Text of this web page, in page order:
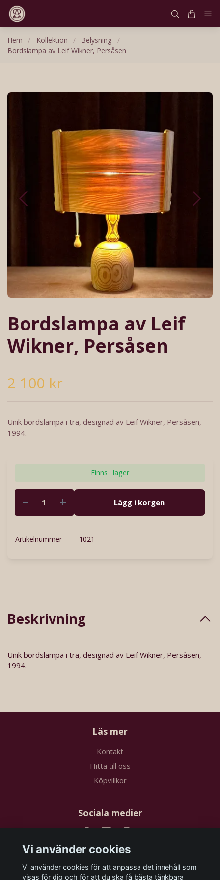
Hem / Kollektion / Belysning
/
Bordslampa av Leif Wikner, Persåsen
Bordslampa av Leif
Wikner, Persåsen
2 100 kr
Unik bordslampa i trä, designad av Leif Wikner, Persåsen,
1994.
Finns i lager
Lägg i korgen
Artikelnummer 1021
Beskrivning
Unik bordslampa i trä, designad av Leif Wikner, Persåsen,
1994.
Läs mer
Kontakt
Hitta till oss
Köpvillkor
Sociala medier
Prenumerera på vårt nyhetsbrev
Vi använder cookies
Vi använder cookies för att anpassa det innehåll som
visas för dig och för att du ska få bästa tänkbara